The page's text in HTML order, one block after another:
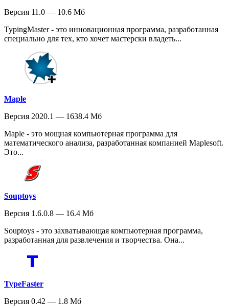
Версия 11.0 — 10.6 Мб
TypingMaster - это инновационная программа, разработанная
специально для тех, кто хочет мастерски владеть...
Maple
Версия 2020.1 — 1638.4 Мб
Maple - это мощная компьютерная программа для
математического анализа, разработанная компанией Maplesoft.
Это...
Souptoys
Версия 1.6.0.8 — 16.4 Мб
Souptoys - это захватывающая компьютерная программа,
разработанная для развлечения и творчества. Она...
TypeFaster
Версия 0.42 — 1.8 Мб